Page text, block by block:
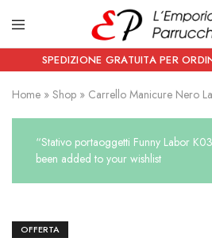
Emporio
del
Parrucchiere
Prodotti
estetici
e
Articoli
per
SPEDIZIONE GRATUITA PER
Home » Shop » Carrello Manicure Nero
“Stativo portaoggetti Funny Labor
been added to your wishlist
OFFERTA